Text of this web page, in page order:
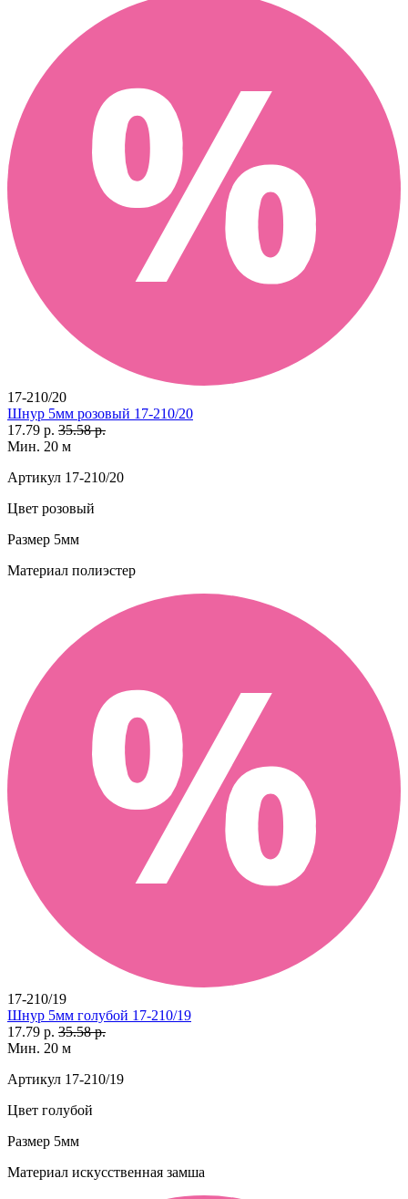
17-210/20
Шнур 5мм розовый 17-210/20
17.79 р. 35.58 р.
Мин. 20 м
Артикул 17-210/20
Цвет розовый
Размер 5мм
Материал полиэстер
17-210/19
Шнур 5мм голубой 17-210/19
17.79 р. 35.58 р.
Мин. 20 м
Артикул 17-210/19
Цвет голубой
Размер 5мм
Материал искусственная замша